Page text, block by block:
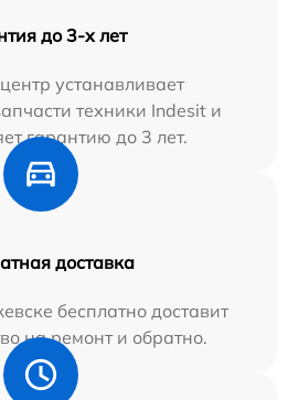
до 3-х лет
устанавливает
техники Indesit и
гарантию до 3 лет.
доставка
бесплатно доставит
на ремонт и обратно.